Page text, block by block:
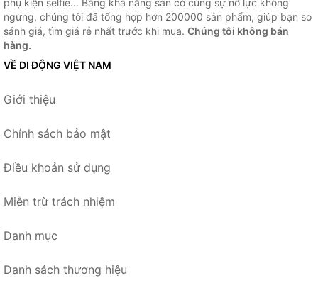
phụ kiện selfie... Bằng khả năng sẵn có cùng sự nỗ lực không
ngừng, chúng tôi đã tổng hợp hơn 200000 sản phẩm, giúp bạn so
sánh giá, tìm giá rẻ nhất trước khi mua. Chúng tôi không bán
hàng.
VỀ DI ĐỘNG VIỆT NAM
Giới thiệu
Chính sách bảo mật
Điều khoản sử dụng
Miễn trừ trách nhiệm
Danh mục
Danh sách thương hiệu